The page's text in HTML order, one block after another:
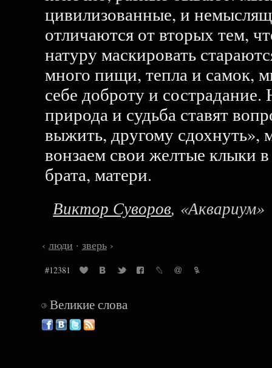
цивилизованные, и
отличаются от вторых тем,
натуру маскировать
много пищи, тепла и самок,
себе доброту и сострадание.
природа и судьба ставят
выжить, другому сдохнуть»,
вонзаем свои желтые клыки в
брата, матери.
Виктор Суворов, «Аквариум»
‹ люди · зверь›
#12381
©Великие слова